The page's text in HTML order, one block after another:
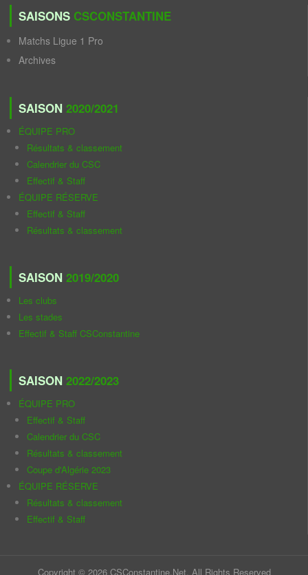
SAISONS CSCONSTANTINE
Matchs Ligue 1 Pro
Archives
SAISON 2020/2021
ÉQUIPE PRO
Résultats & classement
Calendrier du CSC
Effectif & Staff
ÉQUIPE RÉSERVE
Effectif & Staff
Résultats & classement
SAISON 2019/2020
Les clubs
Les stades
Effectif & Staff CSConstantine
SAISON 2022/2023
ÉQUIPE PRO
Effectif & Staff
Calendrier du CSC
Résultats & classement
Coupe d'Algérie 2023
ÉQUIPE RÉSERVE
Résultats & classement
Effectif & Staff
Copyright © 2026 CSConstantine.Net. All Rights Reserved